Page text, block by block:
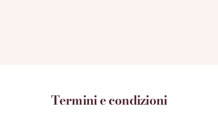
Termini e condizioni